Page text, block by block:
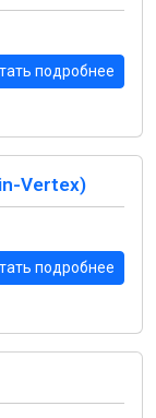
подробнее
Vertex)
подробнее